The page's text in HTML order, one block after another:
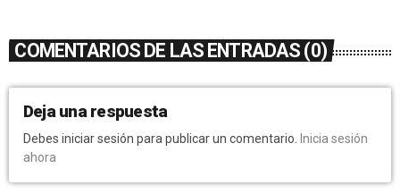
COMENTARIOS DE LAS ENTRADAS (0)
Deja una respuesta
Debes iniciar sesión para publicar un comentario. Inicia sesión
ahora